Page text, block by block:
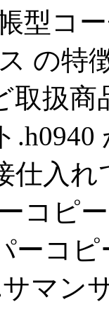
型コ
の特
取扱
仕入
コピ
ーコピ
マン